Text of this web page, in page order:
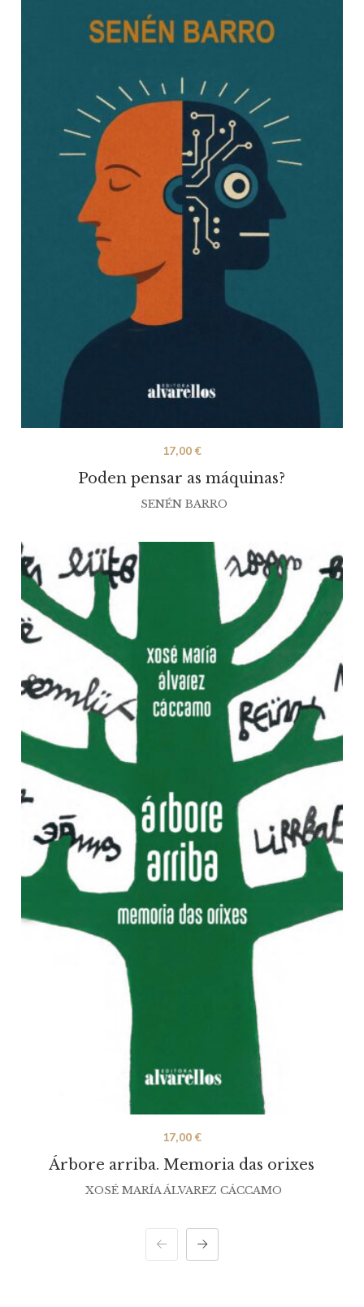
Poden pensar as máquinas?
17,00€
SENÉN BARRO
Árbore arriba. Memoria das orixes
17,00€
XOSÉ MARÍA ÁLVAREZ CÁCCAMO